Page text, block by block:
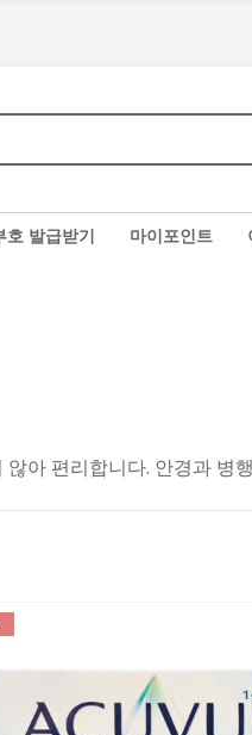
호 발급받기 마이포인트
아 편리합니다. 안경과 병